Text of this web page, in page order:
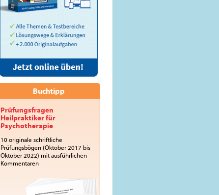
Buchtipp
Prüfungsfragen
Heilpraktiker für
Psychotherapie
10 originale schriftliche
Prüfungsbögen (Oktober 2017 bis
Oktober 2022) mit ausführlichen
Kommentaren